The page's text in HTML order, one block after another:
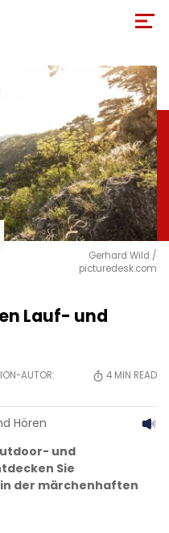
Gerhard Wild /
picturedesk.com
Lauf- und
AUTOR:
4 MIN READ
Hören
und
Sie
der märchenhaften